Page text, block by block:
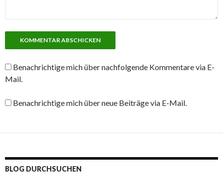
Benachrichtige mich über nachfolgende Kommentare via E-
Mail.
Benachrichtige mich über neue Beiträge via E-Mail.
BLOG DURCHSUCHEN